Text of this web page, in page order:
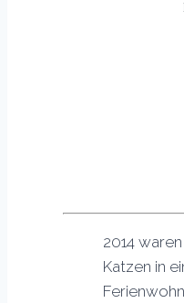
2014
Katzen in